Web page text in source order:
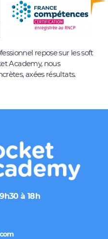
repose sur les soft
Academy, nous
axées résultats.
à 18h